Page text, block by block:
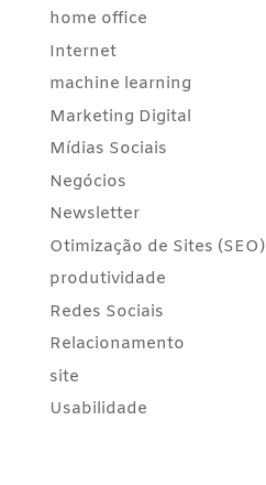
home office
Internet
machine learning
Marketing Digital
Mídias Sociais
Negócios
Newsletter
Otimização de Sites (SEO)
produtividade
Redes Sociais
Relacionamento
site
Usabilidade